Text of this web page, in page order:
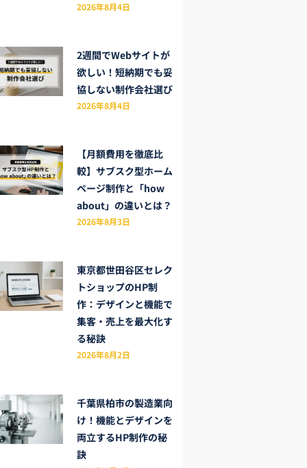
2026年8月4日
2週間でWebサイトが
欲しい！短納期でも妥
協しない制作会社選び
2026年8月4日
【月額費用を徹底比
較】サブスク型ホーム
ページ制作と「how
about」の違いとは？
2026年8月3日
東京都世田谷区セレク
トショップのHP制
作：デザインと機能で
集客・売上を最大化す
る秘訣
2026年8月2日
千葉県柏市の製造業向
け！機能とデザインを
両立するHP制作の秘
訣